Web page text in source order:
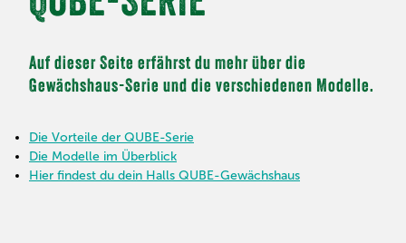
Auf dieser Seite erfährst du mehr über die
Gewächshaus-Serie und die verschiedenen Modelle.
Die Vorteile der QUBE-Serie
Die Modelle im Überblick
Hier findest du dein Halls QUBE-Gewächshaus